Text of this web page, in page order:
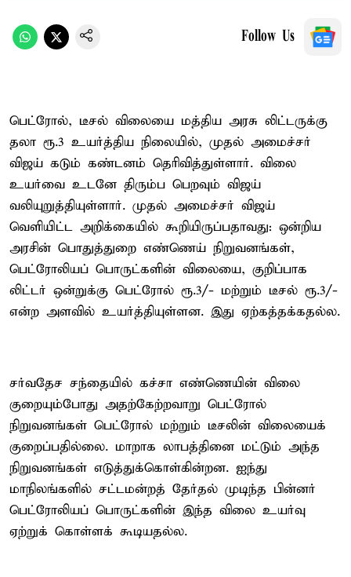
Follow Us
பெட்ரோல், டீசல் விலையை மத்திய அரசு லிட்டருக்கு
தலா ரூ.3 உயர்த்திய நிலையில், முதல் அமைச்சர்
விஜய் கடும் கண்டனம் தெரிவித்துள்ளார். விலை
உயர்வை உடனே திரும்ப பெறவும் விஜய்
வலியுறுத்தியுள்ளார். முதல் அமைச்சர் விஜய்
வெளியிட்ட அறிக்கையில் கூறியிருப்பதாவது: ஒன்றிய
அரசின் பொதுத்துறை எண்ணெய் நிறுவனங்கள்,
பெட்ரோலியப் பொருட்களின் விலையை, குறிப்பாக
லிட்டர் ஒன்றுக்கு பெட்ரோல் ரூ.3/- மற்றும் டீசல் ரூ.3/-
என்ற அளவில் உயர்த்தியுள்ளன. இது ஏற்கத்தக்கதல்ல.
சர்வதேச சந்தையில் கச்சா எண்ணெயின் விலை
குறையும்போது அதற்கேற்றவாறு பெட்ரோல்
நிறுவனங்கள் பெட்ரோல் மற்றும் டீசலின் விலையைக்
குறைப்பதில்லை. மாறாக லாபத்தினை மட்டும் அந்த
நிறுவனங்கள் எடுத்துக்கொள்கின்றன. ஐந்து
மாநிலங்களில் சட்டமன்றத் தேர்தல் முடிந்த பின்னர்
பெட்ரோலியப் பொருட்களின் இந்த விலை உயர்வு
ஏற்றுக் கொள்ளக் கூடியதல்ல.